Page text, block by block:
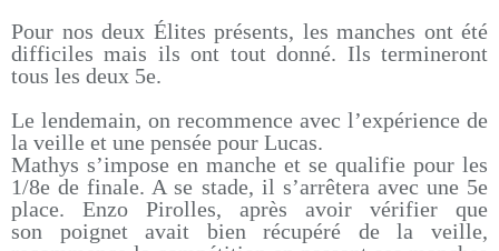
Pour nos deux Élites présents, les manches ont été
difficiles mais ils ont tout donné. Ils termineront
tous les deux 5e.
Le lendemain, on recommence avec l’expérience de
la veille et une pensée pour Lucas.
Mathys s’impose en manche et se qualifie pour les
1/8e de finale. A se stade, il s’arrêtera avec une 5e
place. Enzo Pirolles, après avoir vérifier que
son poignet avait bien récupéré de la veille,